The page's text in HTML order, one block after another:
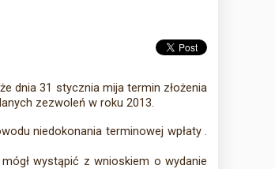
dnia 31 stycznia mija termin złożenia
zezwoleń w roku 2013.
niedokonania terminowej wpłaty .
wystąpić z wnioskiem o wydanie